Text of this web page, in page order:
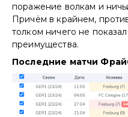
поражение волкам и
Причём в крайнем,
толком ничего не
преимущества.
Последние матчи